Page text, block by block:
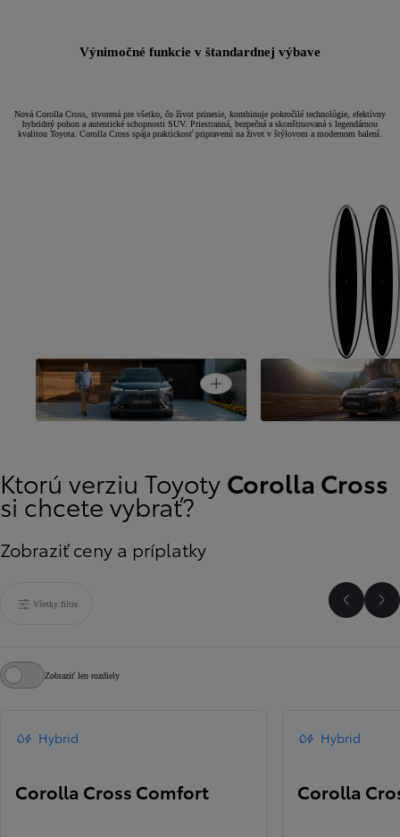
Výnimočné funkcie v štandardnej výbave
Nová Corolla Cross, stvorená pre všetko, čo život prinesie, kombinuje pokročilé technológie, efektívny
hybridný pohon a autentické schopnosti SUV. Priestranná, bezpečná a skonštruovaná s legendárnou
kvalitou Toyota. Corolla Cross spája praktickosť pripravenú na život v štýlovom a modernom balení.
Naspäť
Originálny dizajn SUV
Open card
Dobrodružný režim
Ktorú verziu Toyoty Corolla Cross
si chcete vybrať?
Zobraziť ceny a príplatky
Všetky filtre
Zobraziť len rozdiely
Hybrid
Corolla Cross Comfort
Hybrid
Corolla